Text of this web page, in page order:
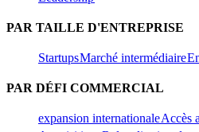
PAR TAILLE D'ENTREPRISE​​
Startups​​Marché intermédiaire​​
PAR DÉFI COMMERCIAL​​
expansion internationale​​Accès